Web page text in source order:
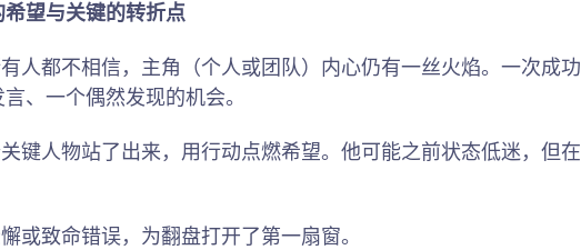
望与关键的转折点
人都不相信，主角（个人或团队）内心仍有一丝火焰。一次成功
、一个偶然发现的机会。
键人物站了出来，用行动点燃希望。他可能之前状态低迷，但在
或致命错误，为翻盘打开了第一扇窗。